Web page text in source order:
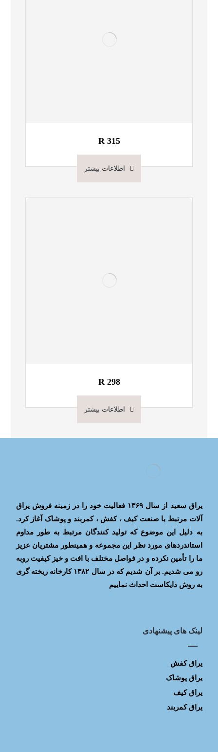
R 315
اطلاعات بیشتر
R 298
اطلاعات بیشتر
یراق سعید از سال ۱۳۶۹ فعالیت خود را در زمینه فروش یراق
آلات مرتبط با صنعت کیف ، کفش ، کمربند و پوشاک آغاز کرد.
به دلیل این موضوع که تولید کنندگان مرتبط به طور مداوم
استاندردهای مورد نظر این مجموعه و همینطور مشتریان عزیز
ما را تأمین نکرده و در فواصل مختلف با افت و خیز کیفیت روبه
رو می شدیم. بر آن شدیم که در سال ۱۳۸۲ کارخانه ریخته گری
به روش دایکاست احداث نماییم
لینک های پیشنهادی
یراق کفش
یراق پوشاک
یراق کیف
یراق کمربند